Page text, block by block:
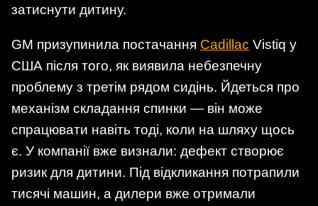
затиснути дитину.
GM призупинила постачання Cadillac Vistiq у
США після того, як виявила небезпечну
проблему з третім рядом сидінь. Йдеться про
механізм складання спинки — він може
спрацювати навіть тоді, коли на шляху щось
є. У компанії вже визнали: дефект створює
ризик для дитини. Під відкликання потрапили
тисячі машин, а дилери вже отримали